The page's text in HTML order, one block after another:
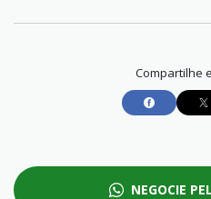
Compartilhe
NEGOCIE